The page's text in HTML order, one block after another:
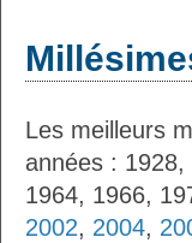
Les meilleurs
années :
1964, 1966,
2002, 2004,